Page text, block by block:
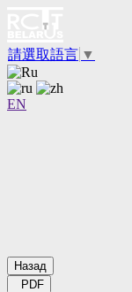
請選取語言 ▼
EN
Назад
PDF